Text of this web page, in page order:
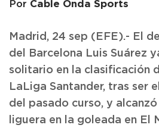
Por Cable Onda Sports
Madrid, 24 sep (EFE).- El
del Barcelona Luis Suárez
solitario en la clasificación
LaLiga Santander, tras ser
del pasado curso, y
liguera en la goleada en El